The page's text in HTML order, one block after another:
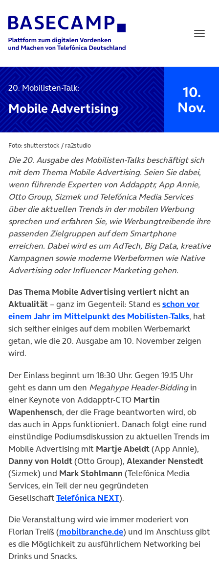
Main Navigation
20. Mobilisten-Talk:
Mobile Advertising
10.
Nov.
Foto: shutterstock / ra2studio
Die 20. Ausgabe des Mobilisten-Talks beschäftigt sich
mit dem Thema Mobile Advertising. Seien Sie dabei,
wenn führende Experten von Addapptr, App Annie,
Otto Group, Sizmek und Telefónica Media Services
über die aktuellen Trends in der mobilen Werbung
sprechen und erfahren Sie, wie Werbungtreibende ihre
passenden Zielgruppen auf dem Smartphone
erreichen. Dabei wird es um AdTech, Big Data, kreative
Kampagnen sowie moderne Werbeformen wie Native
Advertising oder Influencer Marketing gehen.
Das Thema Mobile Advertising verliert nicht an
Aktualität – ganz im Gegenteil: Stand esschon vor
einem Jahr im Mittelpunkt des Mobilisten-Talks, hat
sich seither einiges auf dem mobilen Werbemarkt
getan, wie die 20. Ausgabe am 10. November zeigen
wird.
Der Einlass beginnt um 18:30 Uhr. Gegen 19.15 Uhr
geht es dann um den Megahype Header-Biddingin
einer Keynote von Addapptr-CTO Martin
Wapenhensch, der die Frage beantworten wird, ob
das auch in Apps funktioniert. Danach folgt eine rund
einstündige Podiumsdiskussion zu aktuellen Trends im
Mobile Advertising mit Martje Abeldt(App Annie),
Danny von Holdt(Otto Group), Alexander Nenstedt
(Sizmek) und Mark Stohlmann (Telefónica Media
Services, ein Teil der neu gegründeten
GesellschaftTelefónica NEXT).
Die Veranstaltung wird wie immer moderiert von
Florian Treiß (mobilbranche.de) und im Anschluss gibt
es die Möglichkeit zu ausführlichem Networking bei
Drinks und Snacks.